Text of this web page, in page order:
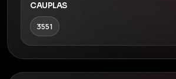
CAUPLAS
3551